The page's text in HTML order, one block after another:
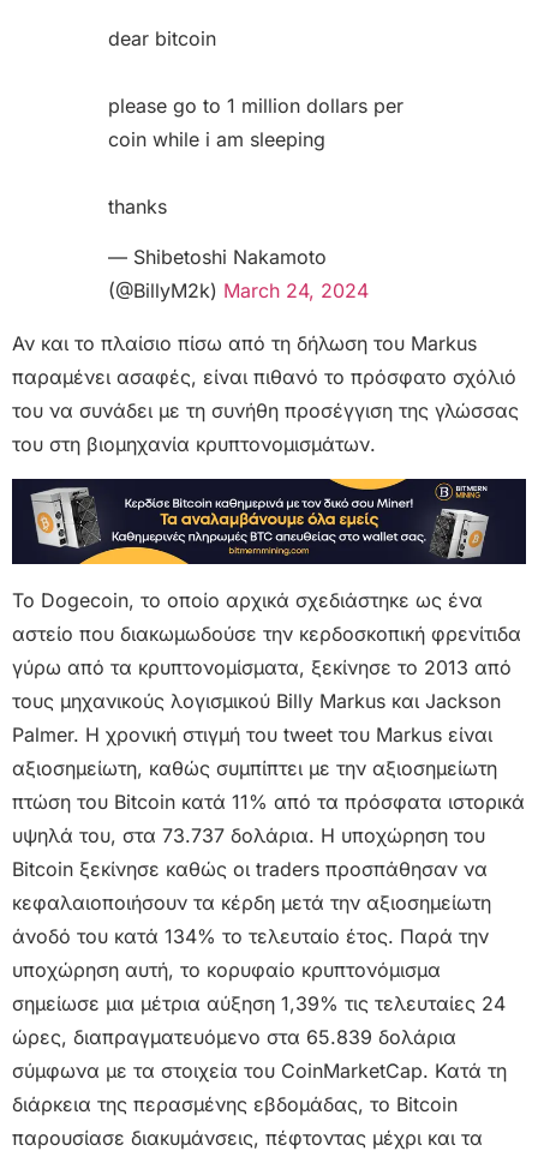
dear bitcoin
please go to 1 million dollars per
coin while i am sleeping
thanks
— Shibetoshi Nakamoto
(@BillyM2k) March 24, 2024
Αν και το πλαίσιο πίσω από τη δήλωση του Markus
παραμένει ασαφές, είναι πιθανό το πρόσφατο σχόλιό
του να συνάδει με τη συνήθη προσέγγιση της γλώσσας
του στη βιομηχανία κρυπτονομισμάτων.
Το Dogecoin, το οποίο αρχικά σχεδιάστηκε ως ένα
αστείο που διακωμωδούσε την κερδοσκοπική φρενίτιδα
γύρω από τα κρυπτονομίσματα, ξεκίνησε το 2013 από
τους μηχανικούς λογισμικού Billy Markus και Jackson
Palmer. Η χρονική στιγμή του tweet του Markus είναι
αξιοσημείωτη, καθώς συμπίπτει με την αξιοσημείωτη
πτώση του Bitcoin κατά 11% από τα πρόσφατα ιστορικά
υψηλά του, στα 73.737 δολάρια. Η υποχώρηση του
Bitcoin ξεκίνησε καθώς οι traders προσπάθησαν να
κεφαλαιοποιήσουν τα κέρδη μετά την αξιοσημείωτη
άνοδό του κατά 134% το τελευταίο έτος. Παρά την
υποχώρηση αυτή, το κορυφαίο κρυπτονόμισμα
σημείωσε μια μέτρια αύξηση 1,39% τις τελευταίες 24
ώρες, διαπραγματευόμενο στα 65.839 δολάρια
σύμφωνα με τα στοιχεία του CoinMarketCap. Κατά τη
διάρκεια της περασμένης εβδομάδας, το Bitcoin
παρουσίασε διακυμάνσεις, πέφτοντας μέχρι και τα